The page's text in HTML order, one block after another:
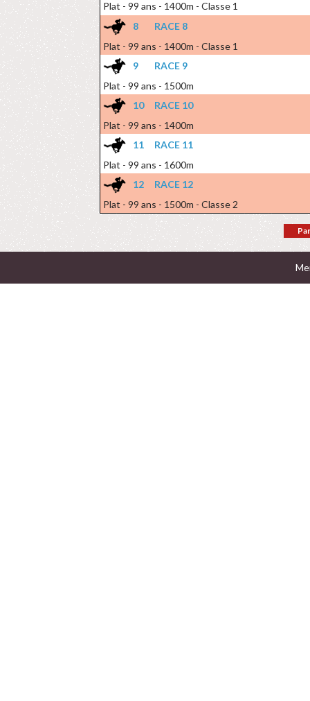
Plat - 99 ans - 1400m - Classe 1
8
RACE 8
Plat - 99 ans - 1400m - Classe 1
9
RACE 9
Plat - 99 ans - 1500m
10
RACE 10
Plat - 99 ans - 1400m
11
RACE 11
Plat - 99 ans - 1600m
12
RACE 12
Plat - 99 ans - 1500m - Classe 2